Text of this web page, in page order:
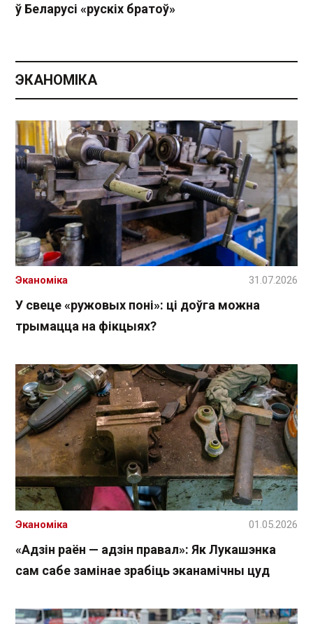
ў Беларусі «рускіх братоў»
ЭКАНОМІКА
У свеце «ружовых поні»: ці доўга можна
трымацца на фікцыях?
Эканоміка 31.07.2026
«Адзін раён — адзін правал»: Як Лукашэнка
сам сабе замінае зрабіць эканамічны цуд
Эканоміка 01.05.2026